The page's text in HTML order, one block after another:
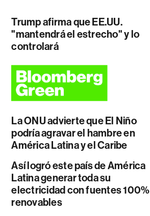
Trump afirma que EE.UU.
"mantendrá el estrecho" y lo
controlará
La ONU advierte que El Niño
podría agravar el hambre en
América Latina y el Caribe
Así logró este país de América
Latina generar toda su
electricidad con fuentes 100%
renovables